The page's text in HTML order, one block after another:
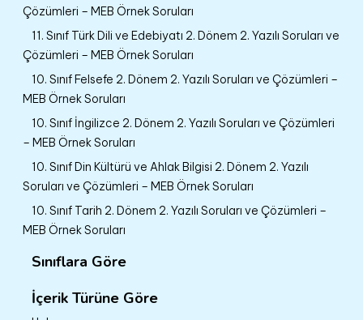
Çözümleri – MEB Örnek Soruları
11. Sınıf Türk Dili ve Edebiyatı 2. Dönem 2. Yazılı Soruları ve
Çözümleri – MEB Örnek Soruları
10. Sınıf Felsefe 2. Dönem 2. Yazılı Soruları ve Çözümleri –
MEB Örnek Soruları
10. Sınıf İngilizce 2. Dönem 2. Yazılı Soruları ve Çözümleri
– MEB Örnek Soruları
10. Sınıf Din Kültürü ve Ahlak Bilgisi 2. Dönem 2. Yazılı
Soruları ve Çözümleri – MEB Örnek Soruları
10. Sınıf Tarih 2. Dönem 2. Yazılı Soruları ve Çözümleri –
MEB Örnek Soruları
Sınıflara Göre
İçerik Türüne Göre